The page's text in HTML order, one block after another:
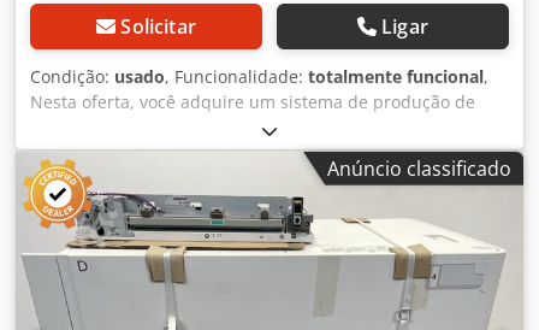
Solicitar Ligar
Condição: usado, Funcionalidade: totalmente funcional,
Nesta oferta, você adquire um sistema de produção de
cores usado "Xerox Versant 280" Itens à venda: 1 x Xerox
Versant 280 com a seguinte configuração: Inclui Fiery NX
Pro Server (EX 280) Inclui Booklet Finisher A-GW03/A-
GW06/A-FN13 Inclui Paper Deck A-CF06 de alta capacidade
Não encontrou a configuração adequada? Não há
problema em configurar a máquina de acordo com as suas
necessidades. Fale conosco! Contadores: Total:
Aproximadamente 1.977.908 páginas Cor:
Anúncio classificado